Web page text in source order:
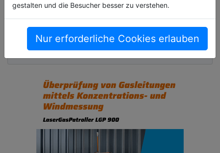
gestalten und die Besucher besser zu verstehen.
Nur erforderliche Cookies erlauben
Fördervolumen von bis zu 145 Mil[...]
08.05.2026, Lesezeit ca. 2 Minuten